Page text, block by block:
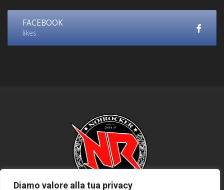
Diamo valore alla tua privacy
FACEBOOK
likes